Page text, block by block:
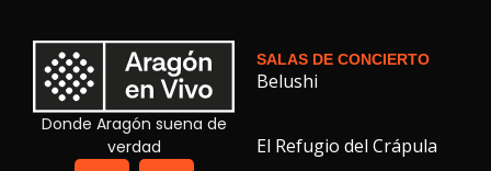
Donde Aragón suena de
verdad
SALAS DE CONCIERTO
Belushi
El Refugio del Crápula